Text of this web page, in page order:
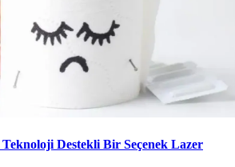
Destekli Bir Seçenek Lazer